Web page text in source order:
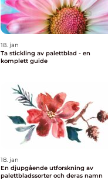
18. jan
Ta stickling av palettblad - en
komplett guide
18. jan
En djupgående utforskning av
palettbladssorter och deras namn